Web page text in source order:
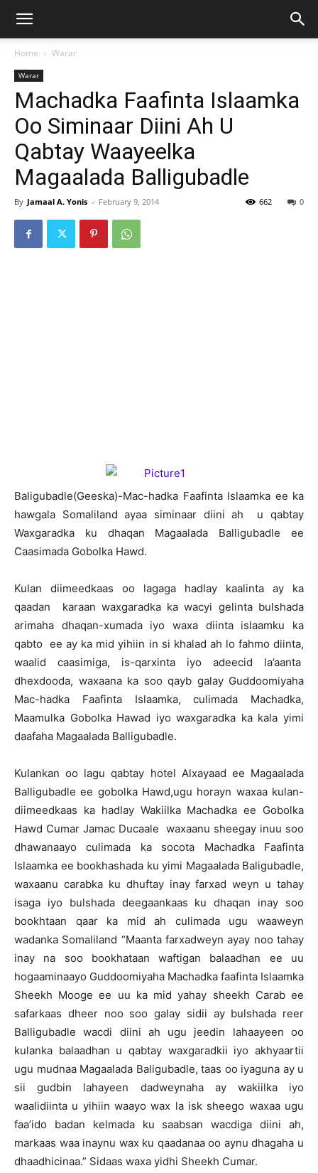
Home Warar
Warar
Machadka Faafinta Islaamka
Oo Siminaar Diini Ah U
Qabtay Waayeelka
Magaalada Balligubadle
By Jamaal A. Yonis - February 9, 2014 0
662
Baligubadle(Geeska)-Mac-hadka Faafinta Islaamka ee ka
hawgala Somaliland ayaa siminaar diini ah u qabtay
Waxgaradka ku dhaqan Magaalada Balligubadle ee
Caasimada Gobolka Hawd.
Kulan diimeedkaas oo lagaga hadlay kaalinta ay ka
qaadan karaan waxgaradka ka wacyi gelinta bulshada
arimaha dhaqan-xumada iyo waxa diinta islaamku ka
qabto ee ay ka mid yihiin in si khalad ah lo fahmo diinta,
waalid caasimiga, is-qarxinta iyo adeecid la’aanta
dhexdooda, waxaana ka soo qayb galay Guddoomiyaha
Mac-hadka Faafinta Islaamka, culimada Machadka,
Maamulka Gobolka Hawad iyo waxgaradka ka kala yimi
daafaha Magaalada Balligubadle.
Kulankan oo lagu qabtay hotel Alxayaad ee Magaalada
Balligubadle ee gobolka Hawd,ugu horayn waxaa kulan-
diimeedkaas ka hadlay Wakiilka Machadka ee Gobolka
Hawd Cumar Jamac Ducaale waxaanu sheegay inuu soo
dhawanaayo culimada ka socota Machadka Faafinta
Islaamka ee bookhashada ku yimi Magaalada Baligubadle,
waxaanu carabka ku dhuftay inay farxad weyn u tahay
isaga iyo bulshada deegaankaas ku dhaqan inay soo
bookhtaan qaar ka mid ah culimada ugu waaweyn
wadanka Somaliland “Maanta farxadweyn ayay noo tahay
inay na soo bookhataan waftigan balaadhan ee uu
hogaaminaayo Guddoomiyaha Machadka faafinta Islaamka
Sheekh Mooge ee uu ka mid yahay sheekh Carab ee
safarkaas dheer noo soo galay sidii ay bulshada reer
Balligubadle wacdi diini ah ugu jeedin lahaayeen oo
kulanka balaadhan u qabtay waxgaradkii iyo akhyaartii
ugu mudnaa Magaalada Baligubadle, taas oo iyaguna ay u
sii gudbin lahayeen dadweynaha ay wakiilka iyo
waalidiinta u yihiin waayo wax la isk sheego waxaa ugu
faa’ido badan kelmada ku saabsan wacdiga diini ah,
markaas waa inaynu wax ku qaadanaa oo aynu dhagaha u
dhaadhicinaa.” Sidaas waxa yidhi Sheekh Cumar.